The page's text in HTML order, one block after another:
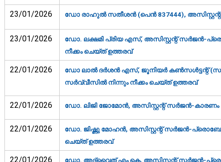
23/01/2026 ഡോ രാഹുൽ സതീശൻ (പെൻ 837444),
23/01/2026
ഡോ. ലക്ഷമി പ്രിയ എസ്, അസിസ്റ്റന്റ് സര്‍ജന്‍-
നീക്കം ചെയ്ത് ഉത്തരവ്‌
22/01/2026
ഡോ ലാൽ ദർശൻ എസ്, ജൂനിയർ കൺസൾട്ടന്റ്
സര്‍വ്വീസില്‍ നിന്നും നീക്കം ചെയ്ത് ഉത്തരവ്‌
22/01/2026 ഡോ. ലിജി ജോമോന്‍, അസിസ്റ്റന്റ് സര്‍ജന്‍-കാരണം
22/01/2026
ഡോ. ജിഷ്ണു മോഹന്‍, അസിസ്റ്റന്റ് സര്‍ജന്‍-
ചെയ്ത് ഉത്തരവ്‌
22/01/2026
ഡോ. അദ്വൈത് എം കെ, അസിസ്റ്റന്റ് സര്‍ജന്‍-